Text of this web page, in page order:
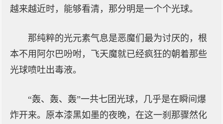
越来越近时，能够看清，那分明是一个个光球。
那纯粹的光元素气息是恶魔们最为讨厌的，根
本不用阿尔巴吩咐，飞天魔就已经疯狂的朝着那些
光球喷吐出毒液。
“轰、轰、轰”一共七团光球，几乎是在瞬间爆
炸开来。原本漆黑如墨的夜晚，在这一刹那骤然化